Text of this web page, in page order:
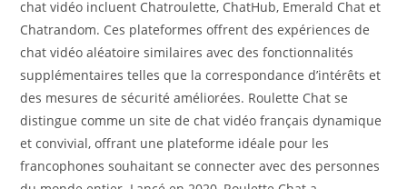
chat vidéo incluent Chatroulette, ChatHub, Emerald Chat et
Chatrandom. Ces plateformes offrent des expériences de
chat vidéo aléatoire similaires avec des fonctionnalités
supplémentaires telles que la correspondance d’intérêts et
des mesures de sécurité améliorées. Roulette Chat se
distingue comme un site de chat vidéo français dynamique
et convivial, offrant une plateforme idéale pour les
francophones souhaitant se connecter avec des personnes